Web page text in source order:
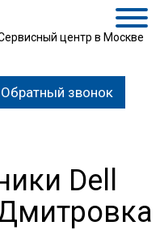
центр в Москве
Обратный звонок
Dell